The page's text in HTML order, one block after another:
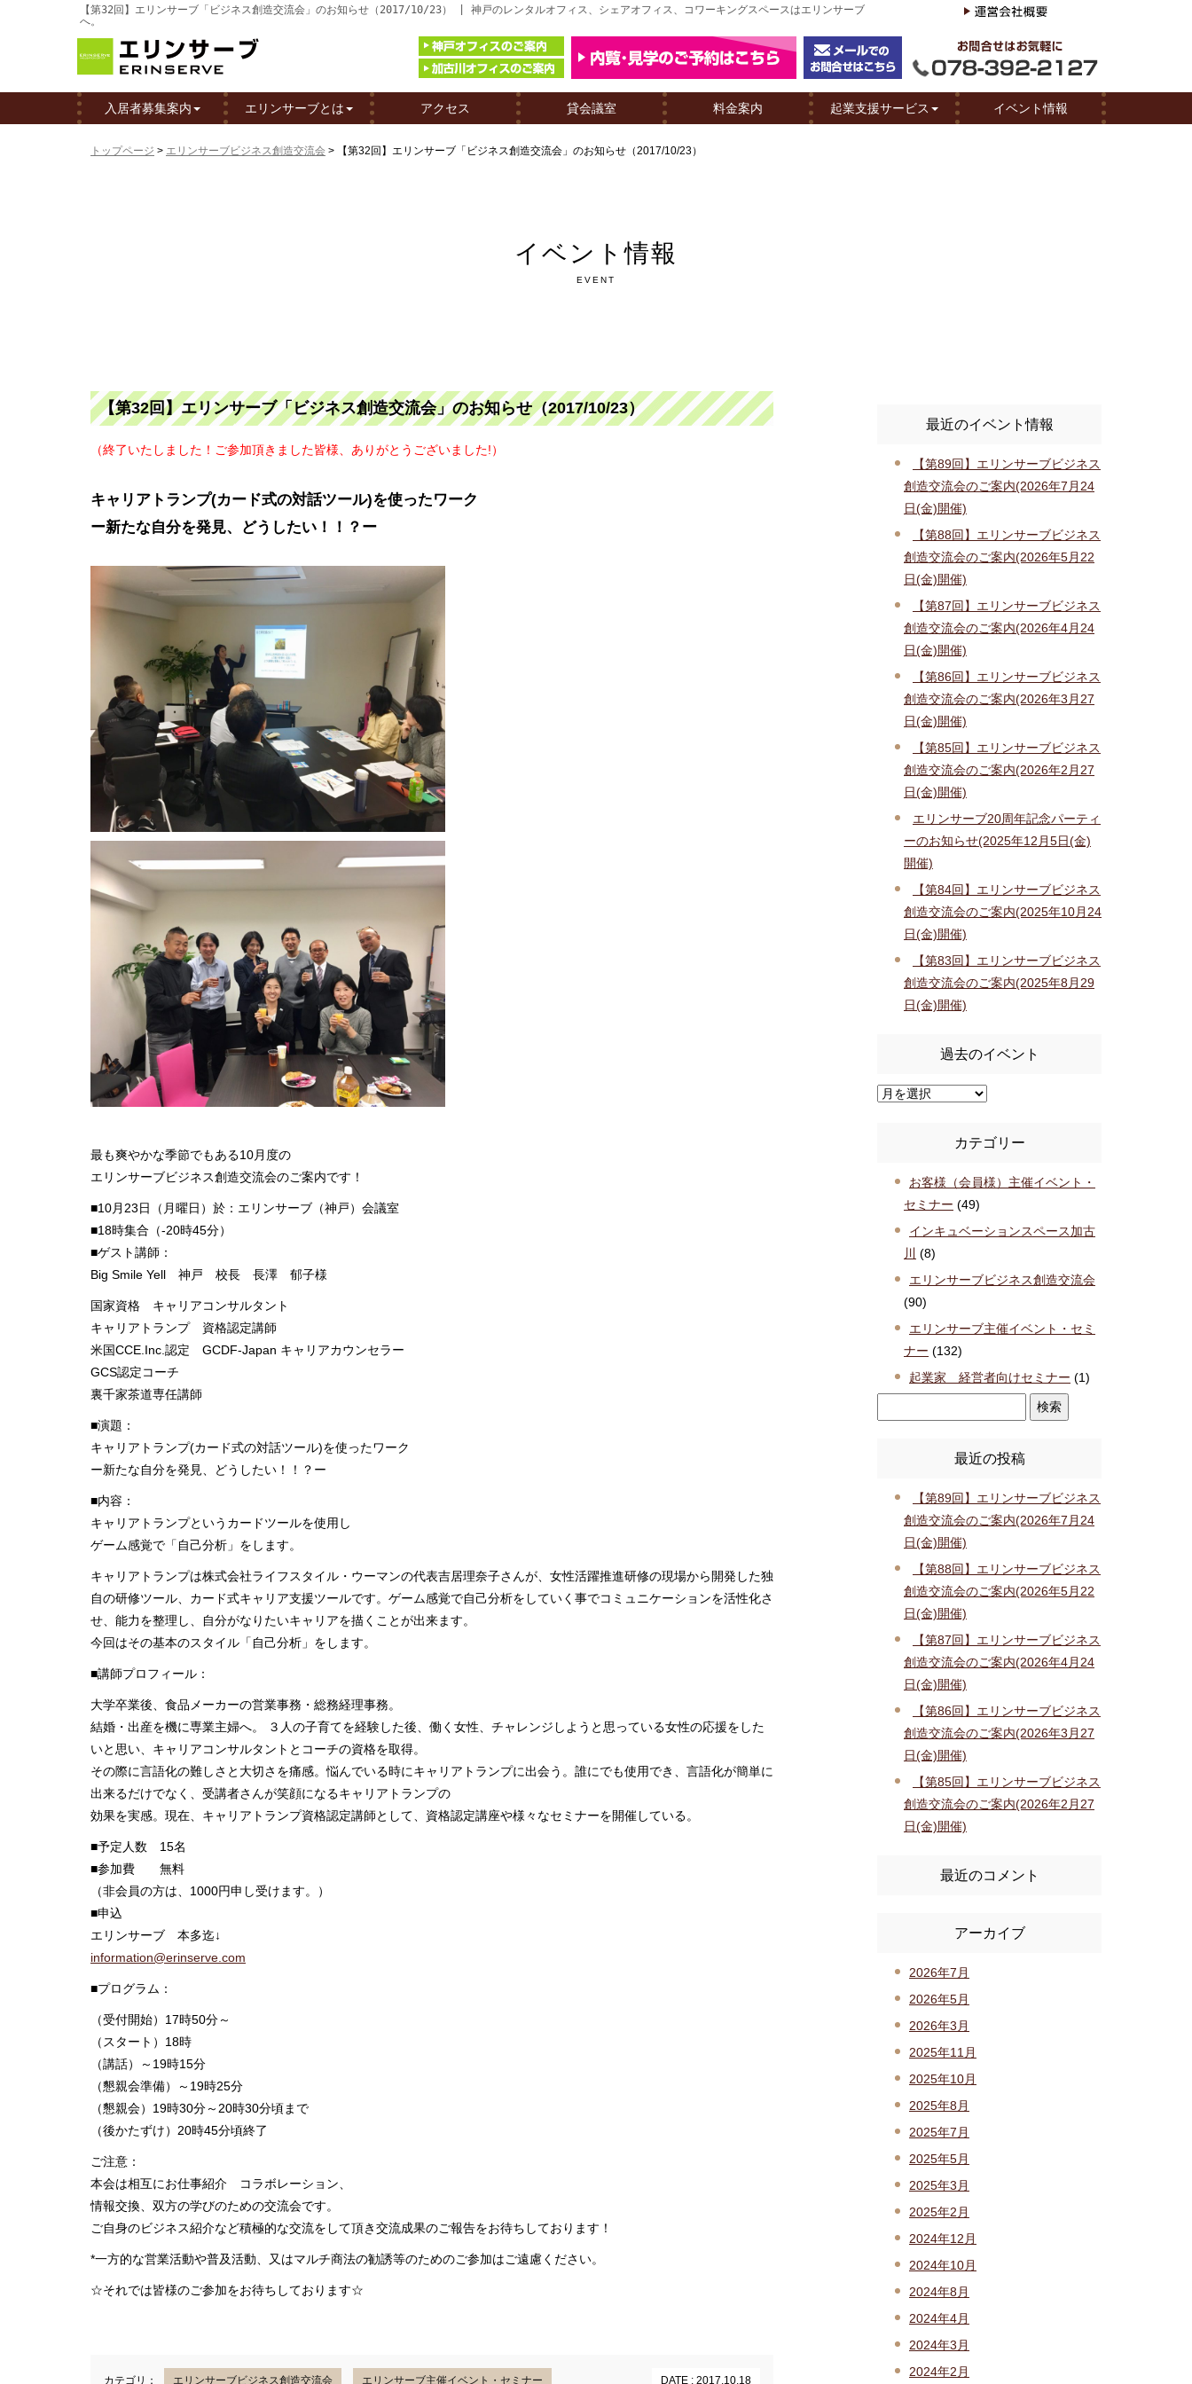
【第32回】エリンサーブ「ビジネス創造交流会」のお知らせ（2017/10/23） | 神戸のレンタルオフィス、シェアオフィス、コワーキングスペースはエリンサーブ
へ。
入居者募集案内 エリンサーブとは アクセス 貸会議室 料金案内 起業支援サービス イベント情報
トップページ > エリンサーブビジネス創造交流会 > 【第32回】エリンサーブ「ビジネス創造交流会」のお知らせ（2017/10/23）
イベント情報
EVENT
【第32回】エリンサーブ「ビジネス創造交流会」のお知らせ（2017/10/23）
（終了いたしました！ご参加頂きました皆様、ありがとうございました!）
キャリアトランプ(カード式の対話ツール)を使ったワーク
ー新たな自分を発見、どうしたい！！？ー
最も爽やかな季節でもある10月度の
エリンサーブビジネス創造交流会のご案内です！
■10月23日（月曜日）於：エリンサーブ（神戸）会議室
■18時集合（-20時45分）
■ゲスト講師：
Big Smile Yell 神戸 校長 長澤 郁子様
国家資格 キャリアコンサルタント
キャリアトランプ 資格認定講師
米国CCE.Inc.認定 GCDF-Japan キャリアカウンセラー
GCS認定コーチ
裏千家茶道専任講師
■演題：
キャリアトランプ(カード式の対話ツール)を使ったワーク
ー新たな自分を発見、どうしたい！！？ー
■内容：
キャリアトランプというカードツールを使用し
ゲーム感覚で「自己分析」をします。
キャリアトランプは株式会社ライフスタイル・ウーマンの代表吉居理奈子さんが、女性活躍推進研修の現場から開発した独
自の研修ツール、カード式キャリア支援ツールです。ゲーム感覚で自己分析をしていく事でコミュニケーションを活性化さ
せ、能力を整理し、自分がなりたいキャリアを描くことが出来ます。
今回はその基本のスタイル「自己分析」をします。
■講師プロフィール：
大学卒業後、食品メーカーの営業事務・総務経理事務。
結婚・出産を機に専業主婦へ。 ３人の子育てを経験した後、働く女性、チャレンジしようと思っている女性の応援をした
いと思い、キャリアコンサルタントとコーチの資格を取得。
その際に言語化の難しさと大切さを痛感。悩んでいる時にキャリアトランプに出会う。誰にでも使用でき、言語化が簡単に
出来るだけでなく、受講者さんが笑顔になるキャリアトランプの
効果を実感。現在、キャリアトランプ資格認定講師として、資格認定講座や様々なセミナーを開催している。
■予定人数 15名
■参加費 無料
（非会員の方は、1000円申し受けます。）
■申込
エリンサーブ 本多迄↓
information@erinserve.com
■プログラム：
（受付開始）17時50分～
（スタート）18時
（講話）～19時15分
（懇親会準備）～19時25分
（懇親会）19時30分～20時30分頃まで
（後かたずけ）20時45分頃終了
ご注意：
本会は相互にお仕事紹介 コラボレーション、
情報交換、双方の学びのための交流会です。
ご自身のビジネス紹介など積極的な交流をして頂き交流成果のご報告をお待ちしております！
*一方的な営業活動や普及活動、又はマルチ商法の勧誘等のためのご参加はご遠慮ください。
☆それでは皆様のご参加をお待ちしております☆
カテゴリ： エリンサーブビジネス創造交流会 エリンサーブ主催イベント・セミナー DATE : 2017.10.18
最近のイベント情報
【第89回】エリンサーブビジネス
創造交流会のご案内(2026年7月24
日(金)開催)
【第88回】エリンサーブビジネス
創造交流会のご案内(2026年5月22
日(金)開催)
【第87回】エリンサーブビジネス
創造交流会のご案内(2026年4月24
日(金)開催)
【第86回】エリンサーブビジネス
創造交流会のご案内(2026年3月27
日(金)開催)
【第85回】エリンサーブビジネス
創造交流会のご案内(2026年2月27
日(金)開催)
エリンサーブ20周年記念パーティ
ーのお知らせ(2025年12月5日(金)
開催)
【第84回】エリンサーブビジネス
創造交流会のご案内(2025年10月24
日(金)開催)
【第83回】エリンサーブビジネス
創造交流会のご案内(2025年8月29
日(金)開催)
過去のイベント
カテゴリー
お客様（会員様）主催イベント・
セミナー (49)
インキュベーションスペース加古
川
(8)
エリンサーブビジネス創造交流会
(90)
エリンサーブ主催イベント・セミ
ナー (132)
起業家 経営者向けセミナー (1)
最近の投稿
【第89回】エリンサーブビジネス
創造交流会のご案内(2026年7月24
日(金)開催)
【第88回】エリンサーブビジネス
創造交流会のご案内(2026年5月22
日(金)開催)
【第87回】エリンサーブビジネス
創造交流会のご案内(2026年4月24
日(金)開催)
【第86回】エリンサーブビジネス
創造交流会のご案内(2026年3月27
日(金)開催)
【第85回】エリンサーブビジネス
創造交流会のご案内(2026年2月27
日(金)開催)
最近のコメント
アーカイブ
2026年7月
2026年5月
2026年3月
2025年11月
2025年10月
2025年8月
2025年7月
2025年5月
2025年3月
2025年2月
2024年12月
2024年10月
2024年8月
2024年4月
2024年3月
2024年2月